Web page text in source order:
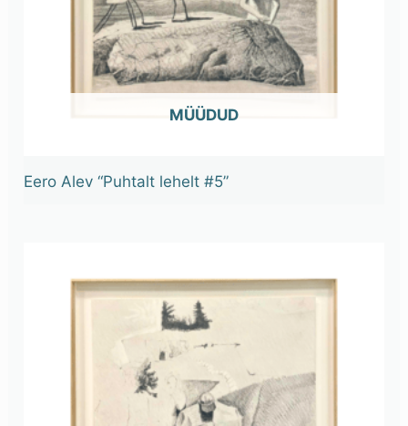
OUT OF STOCK
Eero Alev “Puhtalt lehelt #5”